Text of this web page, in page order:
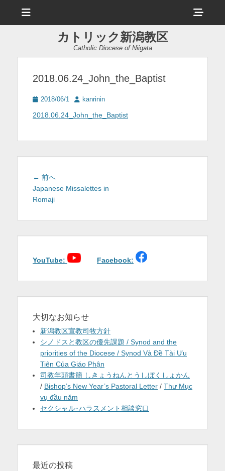
ュ
ヘ
ッ
ー
ー
コ
ツ
を
カトリック新潟教区
Catholic Diocese of Niigata
2018.06.24_John_the_Baptist
投
日
2018/06/1
投
者
kanrinin
2018.06.24_John_the_Baptist
投
稿
ナ
ー
ョ
← 前へ
の
Japanese Missalettes in
Romaji
YouTube: Facebook:
大切なお知らせ
新潟教区宣教司牧方針
シノドスと教区の優先課題 / Synod and the
priorities of the Diocese / Synod Và Đề Tài Ưu
Tiên Của Giáo Phận
司教年頭書簡 しきょうねんとうしぼくしょかん
/ Bishop’s New Year’s Pastoral Letter / Thư Mục
vụ đầu năm
セクシャル･ハラスメント相談窓口
最近の投稿